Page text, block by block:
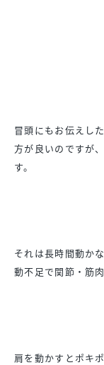
冒頭にもお伝えし
方が良いのですが
す。
それは長時間動か
動不足で関節・筋
肩を動かすとポキ